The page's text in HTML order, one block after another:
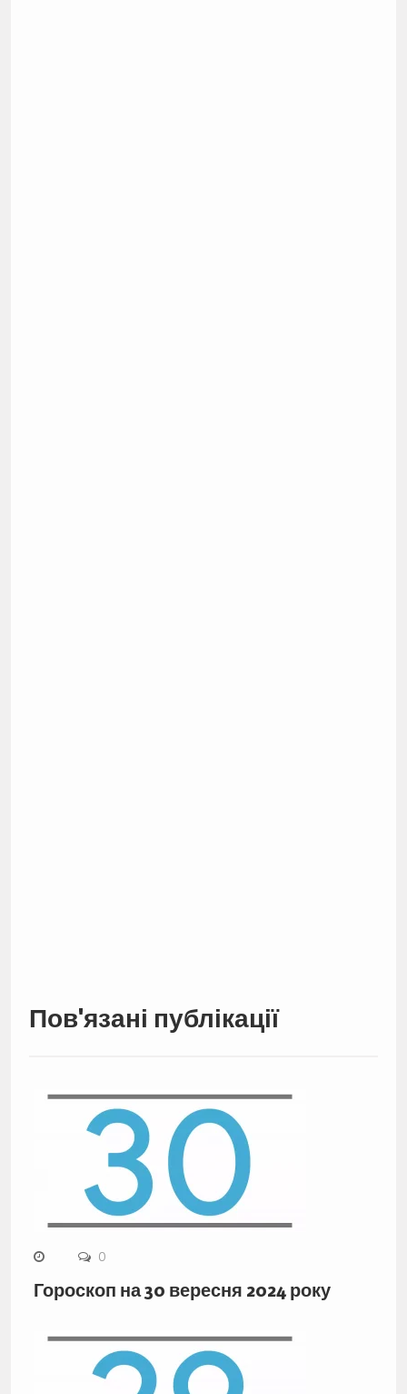
Пов'язані публікації
0
Гороскоп на 30 вересня 2024 року